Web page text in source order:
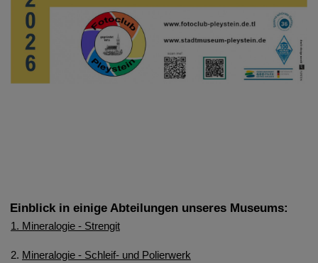
Einblick in einige Abteilungen unseres Museums:
1. Mineralogie - Strengit
2. Mineralogie - Schleif- und Polierwerk